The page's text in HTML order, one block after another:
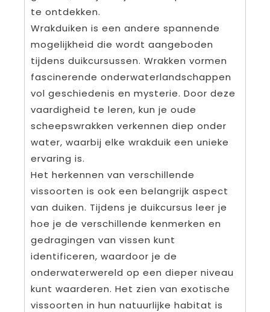
te ontdekken.
Wrakduiken is een andere spannende
mogelijkheid die wordt aangeboden
tijdens duikcursussen. Wrakken vormen
fascinerende onderwaterlandschappen
vol geschiedenis en mysterie. Door deze
vaardigheid te leren, kun je oude
scheepswrakken verkennen diep onder
water, waarbij elke wrakduik een unieke
ervaring is.
Het herkennen van verschillende
vissoorten is ook een belangrijk aspect
van duiken. Tijdens je duikcursus leer je
hoe je de verschillende kenmerken en
gedragingen van vissen kunt
identificeren, waardoor je de
onderwaterwereld op een dieper niveau
kunt waarderen. Het zien van exotische
vissoorten in hun natuurlijke habitat is